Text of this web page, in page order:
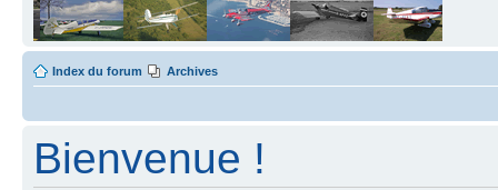
Index du forum Archives
Bienvenue !